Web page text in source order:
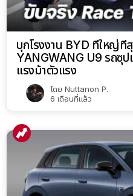
บุกโรงงาน BYD ที่ใหญ่ที่
YANGWANG U9 รถซุป
แรงม้าตัวแรง
โดย Nuttanon P.
6 เดือนที่แล้ว